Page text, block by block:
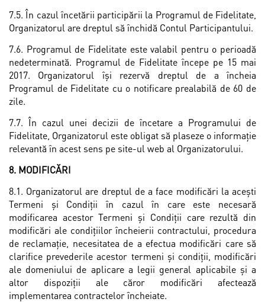
7.5. În cazul încetării participării la Programul de Fidelitate,
Organizatorul are dreptul să închidă Contul Participantului.
7.6. Programul de Fidelitate este valabil pentru o perioadă
nedeterminată. Programul de Fidelitate începe pe 15 mai
2017. Organizatorul își rezervă dreptul de a încheia
Programul de Fidelitate cu o notificare prealabilă de 60 de
zile.
7.7. În cazul unei decizii de încetare a Programului de
Fidelitate, Organizatorul este obligat să plaseze o informație
relevantă în acest sens pe site-ul web al Organizatorului.
8. MODIFICĂRI
8.1. Organizatorul are dreptul de a face modificări la aceşti
Termeni și Condiții în cazul în care este necesară
modificarea acestor Termeni și Condiții care rezultă din
modificări ale condiţiilor încheierii contractului, procedura
de reclamaţie, necesitatea de a efectua modificări care să
clarifice prevederile acestor termeni și condiţii, modificări
ale domeniului de aplicare a legii general aplicabile și a
altor dispoziţii ale căror modificări afectează
implementarea contractelor încheiate.